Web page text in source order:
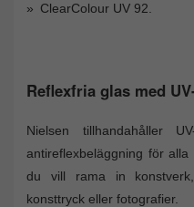
ClearColour UV 92.
Reflexfria glas med
Nielsen tillhandahåller
antireflexbeläggning för
du vill rama in konstverk,
konsttryck eller fotografier.